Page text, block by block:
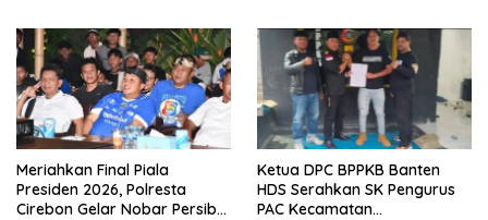
Meriahkan Final Piala
Presiden 2026, Polresta
Cirebon Gelar Nobar Persib
Ketua DPC BPPKB Banten
HDS Serahkan SK Pengurus
PAC Kecamatan